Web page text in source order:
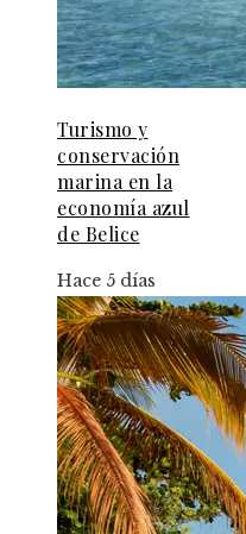
Turismo y
conservación
marina en la
economía azul
de Belice
Hace 5 días